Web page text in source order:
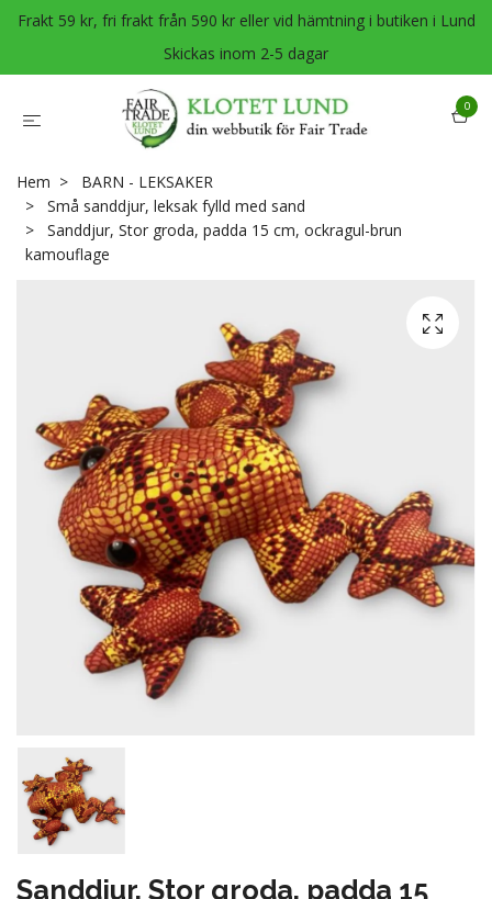
Frakt 59 kr, fri frakt från 590 kr eller vid hämtning i butiken i Lund
Skickas inom 2-5 dagar
0
Hem
BARN - LEKSAKER
Små sanddjur, leksak fylld med sand
Sanddjur, Stor groda, padda 15 cm, ockragul-brun
kamouflage
Sanddjur, Stor groda, padda 15